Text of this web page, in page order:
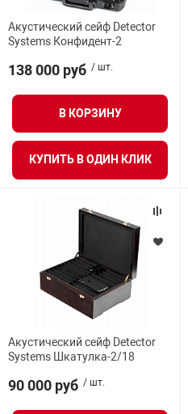
решения
безопасность
установки
оборудование
управления
Акустический сейф Detector
Systems Конфидент-2
138 000 руб / шт.
В КОРЗИНУ
КУПИТЬ В ОДИН КЛИК
Акустический сейф Detector
Systems Шкатулка-2/18
90 000 руб / шт.